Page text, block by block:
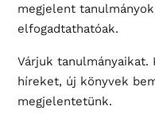
megjelent
elfogadtathatóak.
Várjuk tanulmányaikat.
híreket, új könyvek
megjelentetünk.